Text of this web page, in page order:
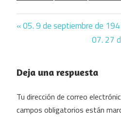
entradas
Previous
05. 9 de septiembre de
Next
07. 27
Deja una respuesta
Tu dirección de correo
campos obligatorios están